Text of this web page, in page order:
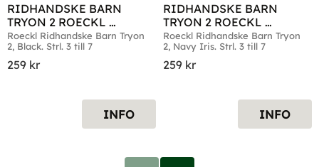
RIDHANDSKE BARN
TRYON 2 ROECKL
BLACKSOLID
Roeckl Ridhandske Barn Tryon
2, Black. Strl. 3 till 7
259 kr
INFO
RIDHANDSKE BARN
TRYON 2 ROECKL
NAVYIRISSOLID
Roeckl Ridhandske Barn Tryon
2, Navy Iris. Strl. 3 till 7
259 kr
INFO